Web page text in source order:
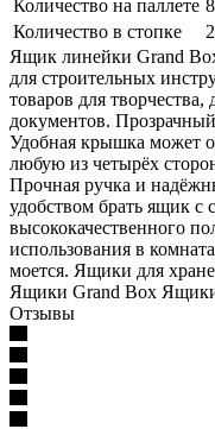
Количество на паллете
Количество в стопке
Ящик линейки Grand
для строительных
товаров для
документов.
Удобная крышка может
любую из четырёх
Прочная ручка и
удобством брать ящик с
высококачественного
использования в
моется. Ящики для
Ящики Grand Box
Отзывы